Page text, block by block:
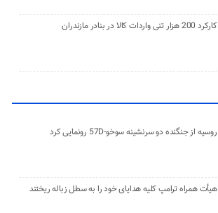
کارکرد 200 هزار تنی واردات کالا در بنادر مازندران
روسیه از جنگنده دو سرنشینه سوخو-57D رونمایی کرد
هیأت همراه ترامپ کلیه هدایای خود را به سطل زباله ریختند